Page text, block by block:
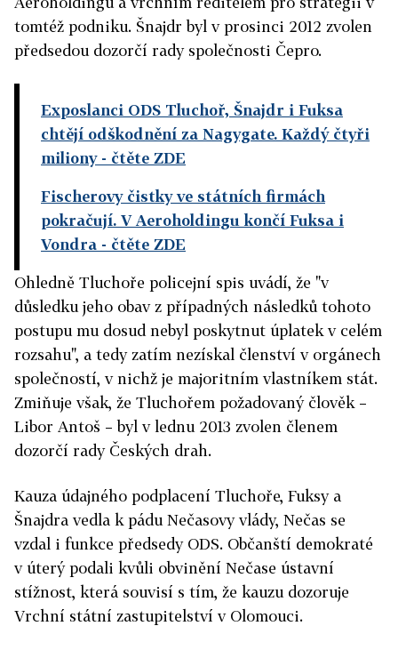
tomtéž podniku. Šnajdr byl v prosinci 2012 zvolen
předsedou dozorčí rady společnosti Čepro.
Exposlanci ODS Tluchoř, Šnajdr i Fuksa
chtějí odškodnění za Nagygate. Každý čtyři
miliony- čtěte ZDE
Fischerovy čistky ve státních firmách
pokračují. V Aeroholdingu končí Fuksa i
Vondra - čtěte ZDE
Ohledně Tluchoře policejní spis uvádí, že "v
důsledku jeho obav z případných následků tohoto
postupu mu dosud nebyl poskytnut úplatek v celém
rozsahu", a tedy zatím nezískal členství v orgánech
společností, v nichž je majoritním vlastníkem stát.
Zmiňuje však, že Tluchořem požadovaný člověk –
Libor Antoš – byl v lednu 2013 zvolen členem
dozorčí rady Českých drah.
Kauza údajného podplacení Tluchoře, Fuksy a
Šnajdra vedla k pádu Nečasovy vlády, Nečas se
vzdal i funkce předsedy ODS. Občanští demokraté
v úterý podali kvůli obvinění Nečase ústavní
stížnost, která souvisí s tím, že kauzu dozoruje
Vrchní státní zastupitelství v Olomouci.